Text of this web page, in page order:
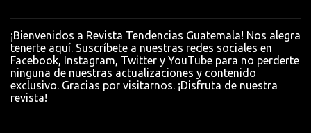
r
i
o
s
¡Bienvenidos a Revista Tendencias Guatemala! Nos alegra
tenerte aquí. Suscríbete a nuestras redes sociales en
Facebook, Instagram, Twitter y YouTube para no perderte
ninguna de nuestras actualizaciones y contenido
exclusivo. Gracias por visitarnos. ¡Disfruta de nuestra
revista!